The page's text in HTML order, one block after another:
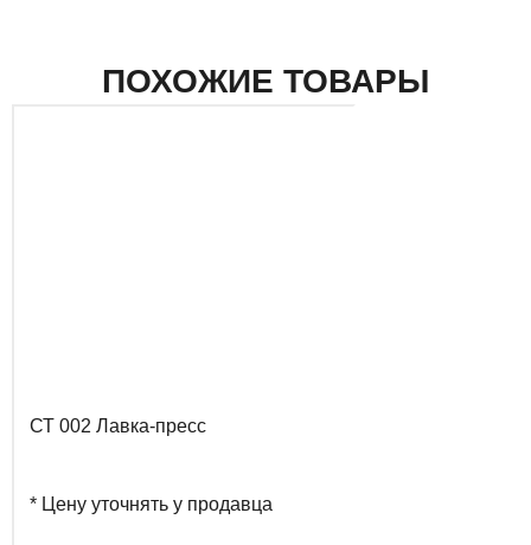
ПОХОЖИЕ ТОВАРЫ
СТ 002 Лавка-пресс
* Цену уточнять у продавца